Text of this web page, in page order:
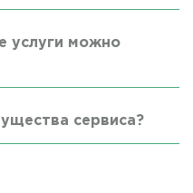
услуги можно
сервиса?